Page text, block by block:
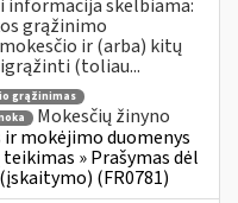
informacija skelbiama:
grąžinimo
ir (arba) kitų
(toliau...
grąžinimas
Mokesčių žinyno
mokėjimo duomenys
» Prašymas dėl
(FR0781)